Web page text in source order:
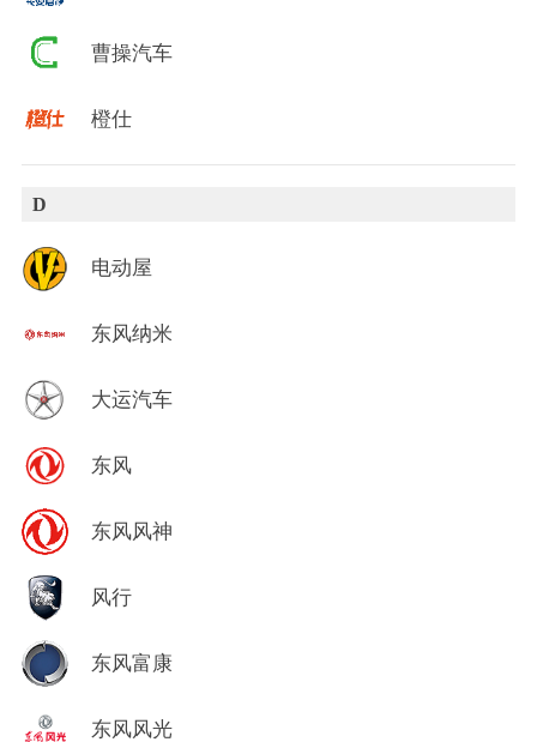
曹操汽车
橙仕
D
电动屋
东风纳米
大运汽车
东风
东风风神
风行
东风富康
东风风光